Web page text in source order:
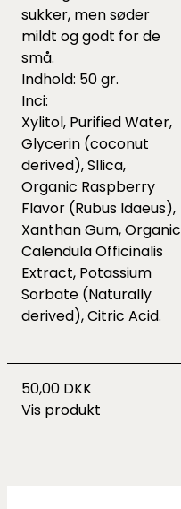
sukker, men søder
mildt og godt for de
små.
Indhold: 50 gr.
Inci:
Xylitol, Purified Water,
Glycerin (coconut
derived), SIlica,
Organic Raspberry
Flavor (Rubus Idaeus),
Xanthan Gum, Organic
Calendula Officinalis
Extract, Potassium
Sorbate (Naturally
derived), Citric Acid.
50,00 DKK
Vis produkt